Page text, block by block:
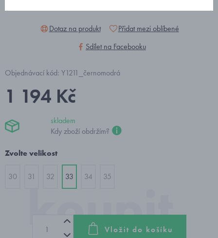
Dotaz na produkt
Přidat mezi oblíbené
Sdílet na Facebooku
Objednávací kód: Y1211_černomodrá
1 194 Kč
skladem
Kdy zboží obdržím?
Zvolte velikost
30 31 32 33 34 35
Vložit do košíku